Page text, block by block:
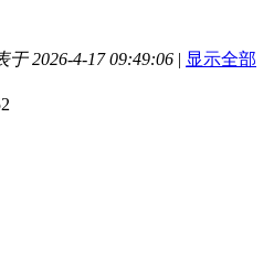
于 2026-4-17 09:49:06 | 显示全部